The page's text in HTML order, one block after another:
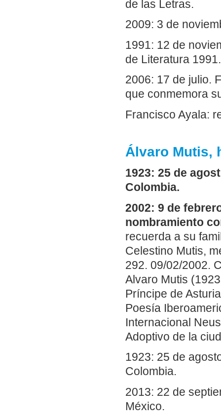
de las Letras.
2009: 3 de
1991: 12 de
de Literatura 1991.
2006: 17 de julio.
que conmemora
Francisco Ayala:
Álvaro Mutis,
1923: 25 de
Colombia.
2002: 9 de
nombramiento
recuerda a su
Celestino Mutis,
292. 09/02/2002.
Alvaro Mutis
Príncipe de
Poesía
Internacional
Adoptivo de la
1923: 25 de
Colombia.
2013: 22 de
México.